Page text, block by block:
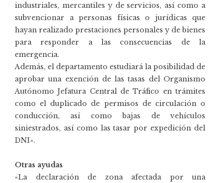
industriales, mercantiles y de servicios, así como a
subvencionar a personas físicas o jurídicas que
hayan realizado prestaciones personales y de bienes
para responder a las consecuencias de la
emergencia.
Además, el departamento estudiará la posibilidad de
aprobar una exención de las tasas del Organismo
Autónomo Jefatura Central de Tráfico en trámites
como el duplicado de permisos de circulación o
conducción, así como bajas de vehículos
siniestrados, así como las tasar por expedición del
DNI».
Otras ayudas
«La declaración de zona afectada por una